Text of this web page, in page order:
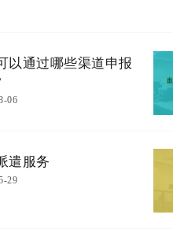
以通过哪些渠道申报
06
遣服务
29